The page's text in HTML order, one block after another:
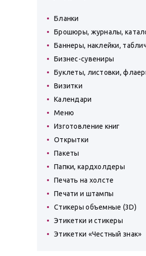
Бланки
Брошюры, журналы,
Баннеры, наклейки,
Бизнес-сувениры
Буклеты, листовки,
Визитки
Календари
Меню
Изготовление книг
Открытки
Пакеты
Папки, кардхолдеры
Печать на холсте
Печати и штампы
Стикеры объемные (3D)
Этикетки и стикеры
Этикетки «Честный знак»